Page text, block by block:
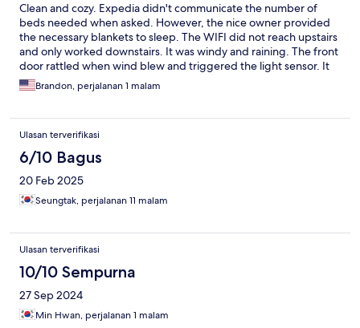
Clean and cozy. Expedia didn't communicate the number of
beds needed when asked. However, the nice owner provided
the necessary blankets to sleep. The WIFI did not reach upstairs
and only worked downstairs. It was windy and raining. The front
door rattled when wind blew and triggered the light sensor. It
was loud as other guests were getting in and out The unit key is
given to you in a giant keychain. Overall, it was a nice stay with
Brandon, perjalanan 1 malam
Ulasan terverifikasi
6/10 Bagus
20 Feb 2025
Seungtak, perjalanan 11 malam
Ulasan terverifikasi
10/10 Sempurna
27 Sep 2024
Min Hwan, perjalanan 1 malam